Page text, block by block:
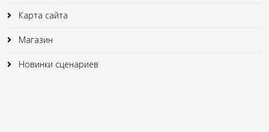
Карта сайта
Магазин
Новинки сценариев